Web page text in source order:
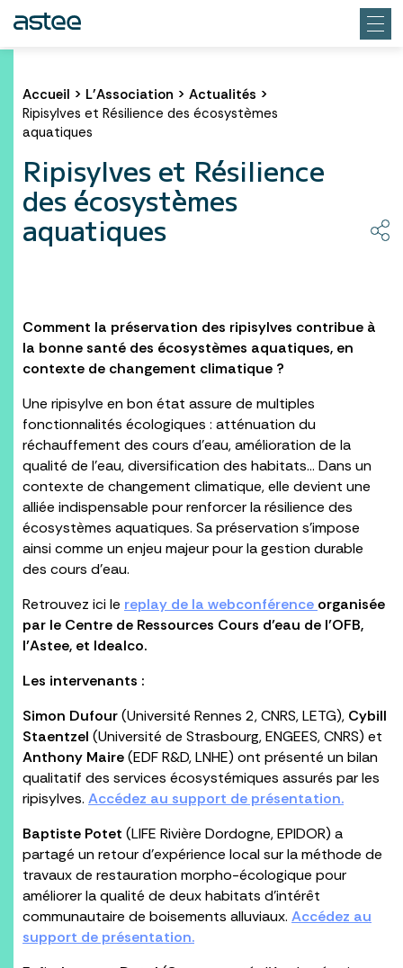
Accueil > L’Association > Actualités >
Ripisylves et Résilience des écosystèmes
aquatiques
Ripisylves et Résilience
des écosystèmes
aquatiques
Comment la préservation des ripisylves contribue à
la bonne santé des écosystèmes aquatiques, en
contexte de changement climatique ?
Une ripisylve en bon état assure de multiples
fonctionnalités écologiques : atténuation du
réchauffement des cours d’eau, amélioration de la
qualité de l’eau, diversification des habitats… Dans un
contexte de changement climatique, elle devient une
alliée indispensable pour renforcer la résilience des
écosystèmes aquatiques. Sa préservation s’impose
ainsi comme un enjeu majeur pour la gestion durable
des cours d’eau.
Retrouvez ici le replay de la webconférence organisée
par le Centre de Ressources Cours d’eau de l’OFB,
l’Astee, et Idealco.
Les intervenants :
Simon Dufour(Université Rennes 2, CNRS, LETG), Cybill
Staentzel (Université de Strasbourg, ENGEES, CNRS) et
Anthony Maire(EDF R&D, LNHE) ont présenté un bilan
qualitatif des services écosystémiques assurés par les
ripisylves. Accédez au support de présentation.
Baptiste Potet (LIFE Rivière Dordogne, EPIDOR) a
partagé un retour d’expérience local sur la méthode de
travaux de restauration morpho-écologique pour
améliorer la qualité de deux habitats d’intérêt
communautaire de boisements alluviaux. Accédez au
support de présentation.